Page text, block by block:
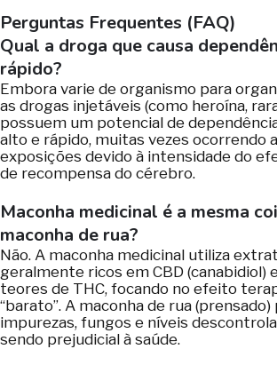
Perguntas Frequentes (FAQ)
Qual a droga que causa
rápido?
Embora varie de organismo para
as drogas injetáveis (como heroína,
possuem um potencial de
alto e rápido, muitas vezes ocorrendo
exposições devido à intensidade do
de recompensa do cérebro.
Maconha medicinal é a mesma
maconha de rua?
Não. A maconha medicinal utiliza
geralmente ricos em CBD (canabidiol)
teores de THC, focando no efeito
“barato”. A maconha de rua (prensado)
impurezas, fungos e níveis
sendo prejudicial à saúde.